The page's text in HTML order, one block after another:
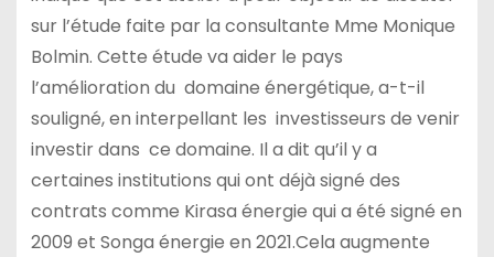
sur l’étude faite par la consultante Mme Monique
Bolmin. Cette étude va aider le pays
l’amélioration du domaine énergétique, a-t-il
souligné, en interpellant les investisseurs de venir
investir dans ce domaine. Il a dit qu’il y a
certaines institutions qui ont déjà signé des
contrats comme Kirasa énergie qui a été signé en
2009 et Songa énergie en 2021.Cela augmente